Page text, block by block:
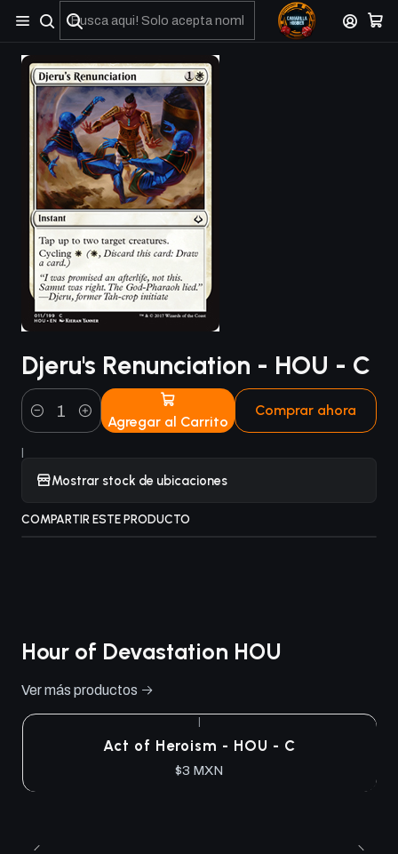
No olviden reportar sus depositos y transferencias por Whatsapp
Djeru's Renunciation - HOU - C
Cantidad Agregar al Carrito
Comprar ahora
|
Mostrar stock de ubicaciones
COMPARTIR ESTE PRODUCTO
Hour of Devastation HOU
Ver más productos
Act of Heroism - HOU - C
$3 MXN